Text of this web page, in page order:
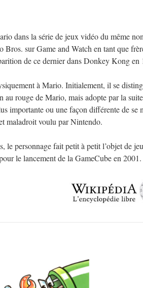
dans la série de jeux vidéo du même
sur Game and Watch en tant que
de ce dernier dans Donkey Kong en
à Mario. Initialement, il se
au rouge de Mario, mais adopte par la
importante ou une façon différente de se
maladroit voulu par Nintendo.
le personnage fait petit à petit l’objet de
le lancement de la GameCube en 2001.